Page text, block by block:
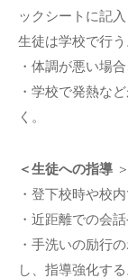
ックシートに記
生徒は学校で行う
・体調が悪い場
・学校で発熱な
く。
＜生徒への指導 ＞
・登下校時や校
・近距離での会
・手洗いの励行
し、指導強化する